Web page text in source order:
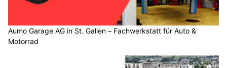
Aumo Garage AG in St. Gallen – Fachwerkstatt für Auto &
Motorrad